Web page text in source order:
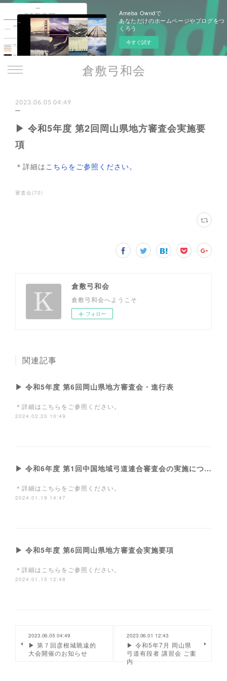
Ameba Owndで
あなただけのホームページやブログをつ
くろう
今すぐ試す
倉敷弓和会
2023.06.05 04:49
▶ 令和5年度 第2回岡山県地方審査会実施要
項
＊詳細はこちらをご参照ください。
審査会 (70)
倉敷弓和会
倉敷弓和会へようこそ
フォロー
関連記事
▶ 令和5年度 第6回岡山県地方審査会・進行表
＊詳細はこちらをご参照ください。
2024.02.20 10:49
▶ 令和6年度 第1回中国地域弓道連合審査会の実施について
＊詳細はこちらをご参照ください。
2024.01.19 14:47
▶ 令和5年度 第6回岡山県地方審査会実施要項
＊詳細はこちらをご参照ください。
2024.01.15 12:48
2023.06.05 04:49
▶ 第７回彦根城眺遠的
大会開催のお知らせ
2023.06.01 12:43
▶ 令和5年7月 岡山県
弓道有段者 講習会 ご案
内